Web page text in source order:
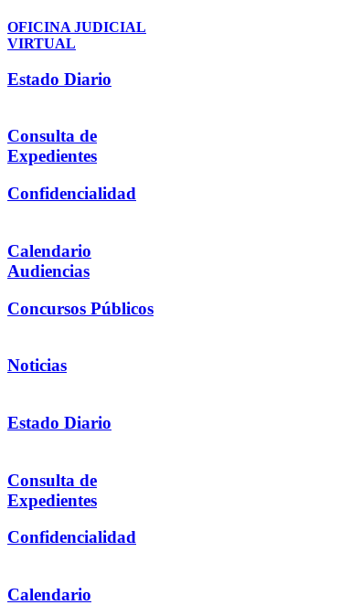
OFICINA JUDICIAL
VIRTUAL
Estado Diario
Consulta de
Expedientes
Confidencialidad
Calendario
Audiencias
Concursos Públicos
Noticias
Estado Diario
Consulta de
Expedientes
Confidencialidad
Calendario